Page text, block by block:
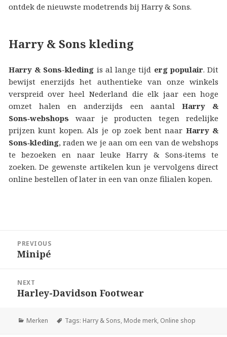
ontdek de nieuwste modetrends bij Harry & Sons.
Harry & Sons kleding
Harry & Sons-kleding is al lange tijd erg populair. Dit
bewijst enerzijds het authentieke van onze winkels
verspreid over heel Nederland die elk jaar een hoge
omzet halen en anderzijds een aantalHarry &
Sons‑webshops waar je producten tegen redelijke
prijzen kunt kopen. Als je op zoek bent naar Harry &
Sons‑kleding, raden we je aan om een van de webshops
te bezoeken en naar leuke Harry & Sons‑items te
zoeken. De gewenste artikelen kun je vervolgens direct
online bestellen of later in een van onze filialen kopen.
PREVIOUS
Previous
Minipé
NEXT
Next
Harley-Davidson Footwear
Merken Tags: Harry & Sons, Mode merk, Online shop